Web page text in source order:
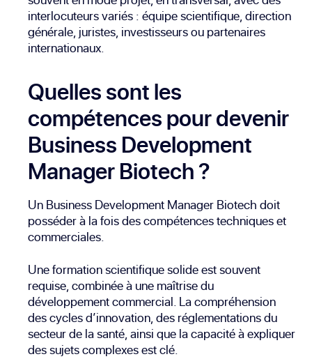
interlocuteurs variés : équipe scientifique, direction
générale, juristes, investisseurs ou partenaires
internationaux.
Quelles sont les
compétences pour devenir
Business Development
Manager Biotech ?
Un Business Development Manager Biotech doit
posséder à la fois des compétences techniques et
commerciales.
Une formation scientifique solide est souvent
requise, combinée à une maîtrise du
développement commercial. La compréhension
des cycles d’innovation, des réglementations du
secteur de la santé, ainsi que la capacité à expliquer
des sujets complexes est clé.